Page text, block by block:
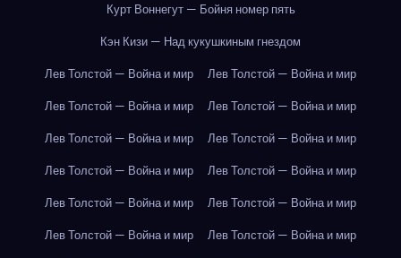
Курт Воннегут — Бойня номер пять
Кэн Кизи — Над кукушкиным гнездом
Лев Толстой — Война и мир
Лев Толстой — Война и мир
Лев Толстой — Война и мир
Лев Толстой — Война и мир
Лев Толстой — Война и мир
Лев Толстой — Война и мир
Лев Толстой — Война и мир
Лев Толстой — Война и мир
Лев Толстой — Война и мир
Лев Толстой — Война и мир
Лев Толстой — Война и мир
Лев Толстой — Война и мир